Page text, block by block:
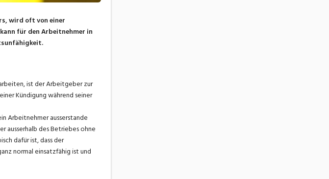
wird oft von einer
für den Arbeitnehmer in
ist der Arbeitgeber zur
Kündigung während seiner
Arbeitnehmer ausserstande
ausserhalb des Betriebes ohne
dafür ist, dass der
normal einsatzfähig ist und